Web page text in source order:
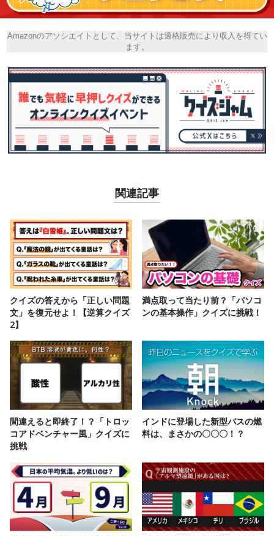
Amazonのアソシエイトとして、当サイトは適格販売により収入を得てい
ます。
関連記事
クイズの答えから「正しい問題
文」を復元せよ！【逆算クイズ
2】
満点取って当たり前？「パソコ
ンの基本操作」クイズに挑戦！
間違えると即終了！？「トロッ
コアドベンチャー風」クイズに
挑戦
インドに登場した新型バスの燃
料は、まさかの〇〇〇！？